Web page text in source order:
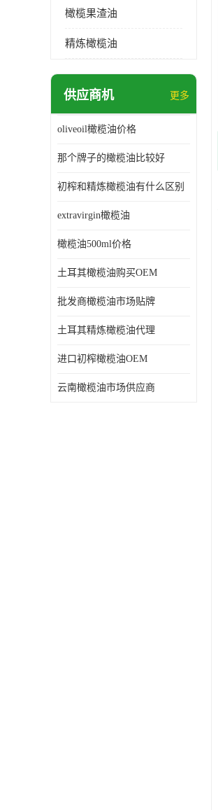
橄榄果渣油
精炼橄榄油
供应商机 更多
oliveoil橄榄油价格
那个牌子的橄榄油比较好
初榨和精炼橄榄油有什么区别
extravirgin橄榄油
橄榄油500ml价格
土耳其橄榄油购买OEM
批发商橄榄油市场贴牌
土耳其精炼橄榄油代理
进口初榨橄榄油OEM
云南橄榄油市场供应商